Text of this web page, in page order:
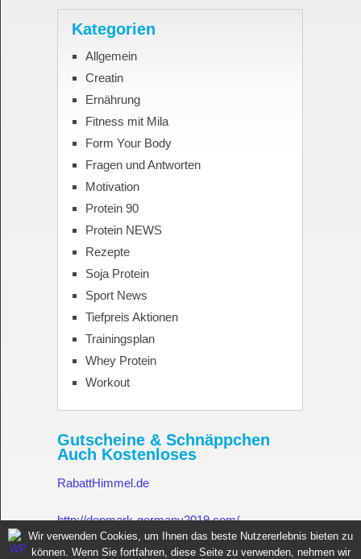
Kategorien
Allgemein
Creatin
Ernährung
Fitness mit Mila
Form Your Body
Fragen und Antworten
Motivation
Protein 90
Protein NEWS
Rezepte
Soja Protein
Sport News
Tiefpreis Aktionen
Trainingsplan
Whey Protein
Workout
Gutscheine & Schnäppchen
Auch Kostenloses
RabattHimmel.de
http://denmark-germany2019.com/
Wir verwenden Cookies, um Ihnen das beste Nutzererlebnis bieten zu
können. Wenn Sie fortfahren, diese Seite zu verwenden, nehmen wir